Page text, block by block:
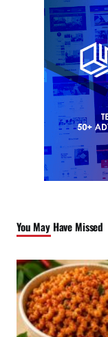
You May Have Missed